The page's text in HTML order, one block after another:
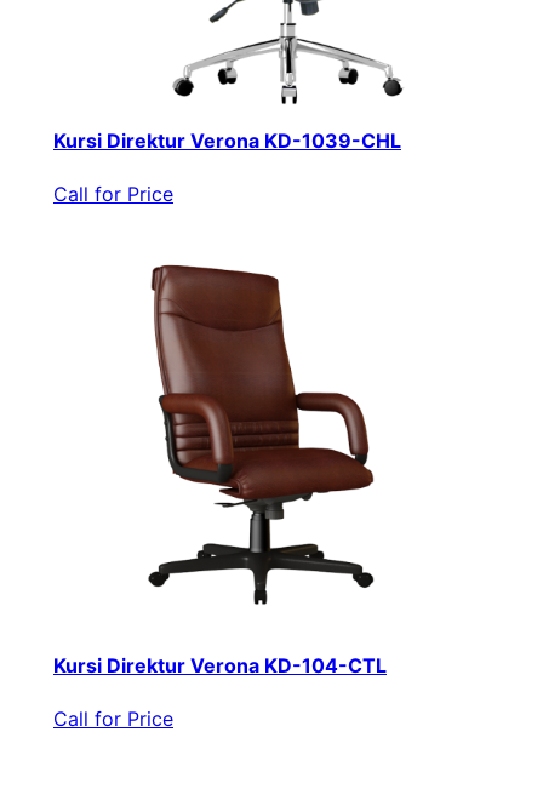
Kursi Direktur Verona KD-1039-CHL
Call for Price
Kursi Direktur Verona KD-104-CTL
Call for Price